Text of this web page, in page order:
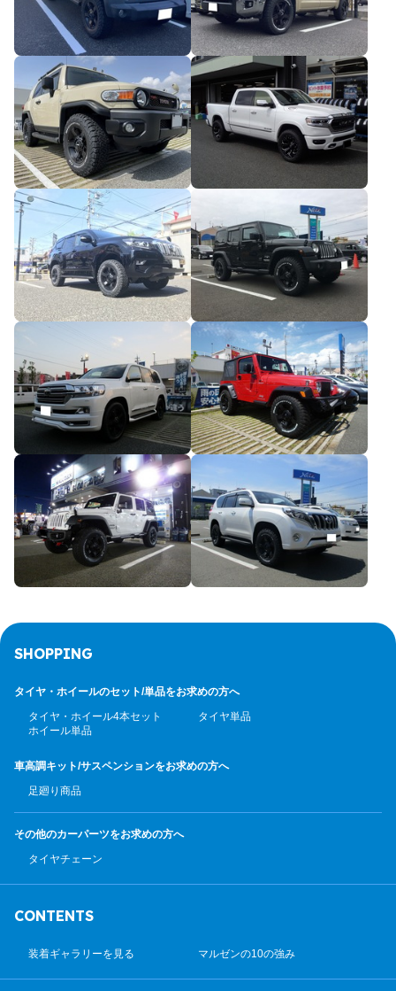
SHOPPING
タイヤ・ホイールのセット/単品をお求めの方へ
タイヤ・ホイール4本セット
タイヤ単品
ホイール単品
車高調キット/サスペンションをお求めの方へ
足廻り商品
その他のカーパーツをお求めの方へ
タイヤチェーン
CONTENTS
装着ギャラリーを見る マルゼンの10の強み